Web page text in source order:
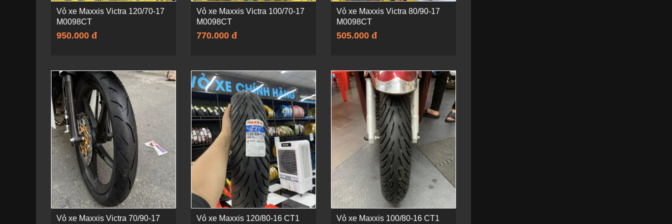
Vỏ xe Maxxis Victra 120/70-17
M0098CT
950.000 đ
Vỏ xe Maxxis Victra 100/70-17
M0098CT
770.000 đ
Vỏ xe Maxxis Victra 80/90-17
M0098CT
505.000 đ
Vỏ xe Maxxis Victra 70/90-17 Vỏ xe Maxxis 120/80-16 CT1 Vỏ xe Maxxis 100/80-16 CT1